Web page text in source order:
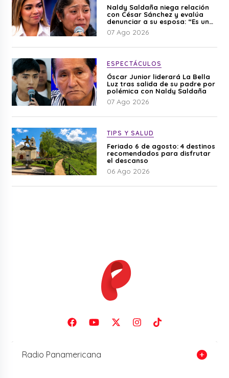
Naldy Saldaña niega relación
con César Sánchez y evalúa
denunciar a su esposa: “Es una
difamación”
07 Ago 2026
ESPECTÁCULOS
Óscar Junior liderará La Bella
Luz tras salida de su padre por
polémica con Naldy Saldaña
07 Ago 2026
TIPS Y SALUD
Feriado 6 de agosto: 4 destinos
recomendados para disfrutar
el descanso
06 Ago 2026
Radio Panamericana